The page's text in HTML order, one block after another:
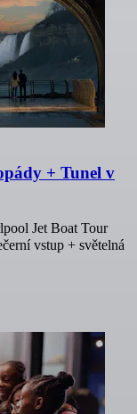
+ Tunel v
Jet Boat Tour
vstup + světelná